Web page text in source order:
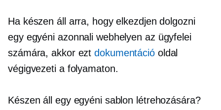
Ha készen áll arra, hogy elkezdjen dolgozni
egy egyéni azonnali webhelyen az ügyfelei
számára, akkor eztdokumentációoldal
végigvezeti a folyamaton.
Készen áll egy egyéni sablon létrehozására?